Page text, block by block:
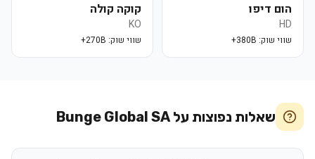
הום דיפו
HD
שווי שוק: 380B+
קוקה קולה
KO
שווי שוק: 270B+
שאלות נפוצות על Bunge Global SA